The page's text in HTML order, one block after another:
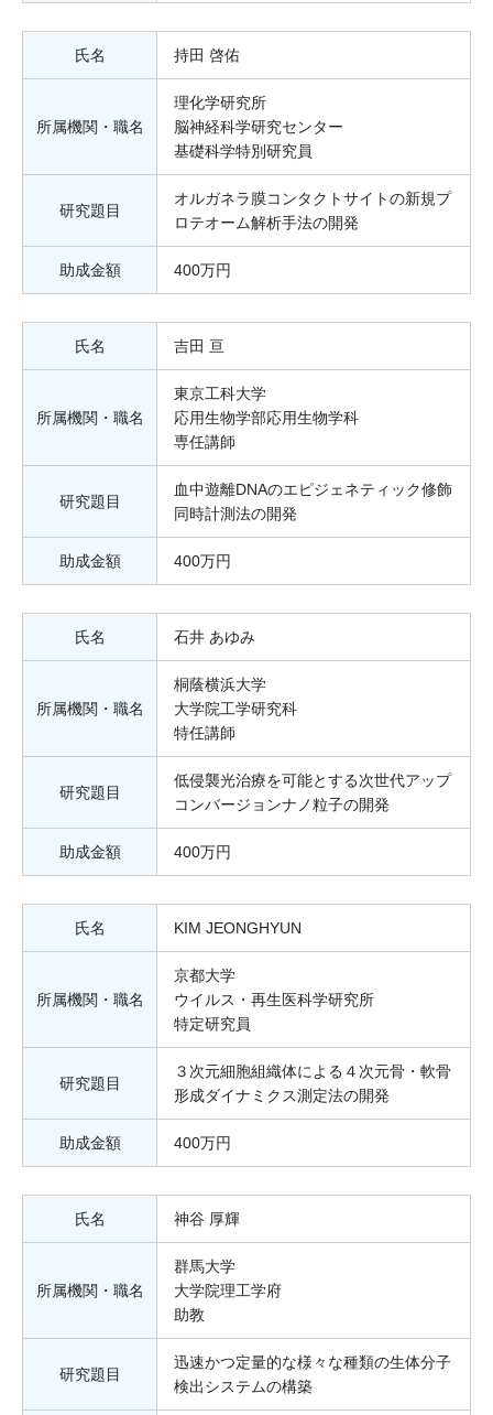
氏名 持田 啓佑
所属機関・職名
理化学研究所
脳神経科学研究センター
基礎科学特別研究員
研究題目
オルガネラ膜コンタクトサイトの新規プ
ロテオーム解析手法の開発
助成金額 400万円
氏名 吉田 亘
所属機関・職名
東京工科大学
応用生物学部応用生物学科
専任講師
研究題目
血中遊離DNAのエピジェネティック修飾
同時計測法の開発
助成金額 400万円
氏名 石井 あゆみ
所属機関・職名
桐蔭横浜大学
大学院工学研究科
特任講師
研究題目
低侵襲光治療を可能とする次世代アップ
コンバージョンナノ粒子の開発
助成金額 400万円
氏名 KIM JEONGHYUN
所属機関・職名
京都大学
ウイルス・再生医科学研究所
特定研究員
研究題目
３次元細胞組織体による４次元骨・軟骨
形成ダイナミクス測定法の開発
助成金額 400万円
氏名 神谷 厚輝
所属機関・職名
群馬大学
大学院理工学府
助教
研究題目
迅速かつ定量的な様々な種類の生体分子
検出システムの構築